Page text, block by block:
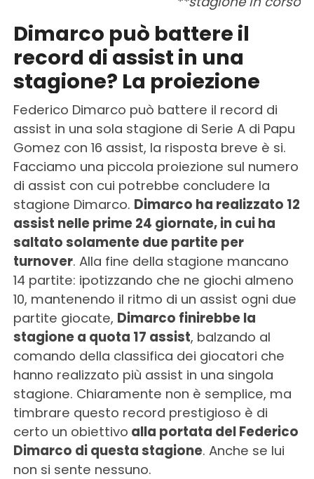
Dimarco può battere il
record di assist in una
stagione? La proiezione
Federico Dimarco può battere il record di
assist in una sola stagione di Serie A di Papu
Gomez con 16 assist, la risposta breve è si.
Facciamo una piccola proiezione sul numero
di assist con cui potrebbe concludere la
stagione Dimarco. Dimarco ha realizzato 12
assist nelle prime 24 giornate, in cui ha
saltato solamente due partite per
turnover. Alla fine della stagione mancano
14 partite: ipotizzando che ne giochi almeno
10, mantenendo il ritmo di un assist ogni due
partite giocate, Dimarco finirebbe la
stagione a quota 17 assist, balzando al
comando della classifica dei giocatori che
hanno realizzato più assist in una singola
stagione. Chiaramente non è semplice, ma
timbrare questo record prestigioso è di
certo un obiettivo alla portata del Federico
Dimarco di questa stagione. Anche se lui
non si sente nessuno.